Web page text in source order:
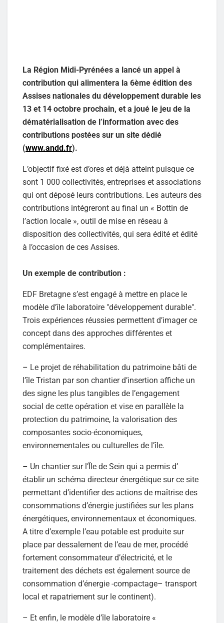
La Région Midi-Pyrénées a lancé un appel à
contribution qui alimentera la 6ème édition des
Assises nationales du développement durable les
13 et 14 octobre prochain, et a joué le jeu de la
dématérialisation de l’information avec des
contributions postées sur un site dédié
(www.andd.fr).
L’objectif fixé est d’ores et déjà atteint puisque ce
sont 1 000 collectivités, entreprises et associations
qui ont déposé leurs contributions. Les auteurs des
contributions intégreront au final un « Bottin de
l’action locale », outil de mise en réseau à
disposition des collectivités, qui sera édité et édité
à l’occasion de ces Assises.
Un exemple de contribution :
EDF Bretagne s’est engagé à mettre en place le
modèle d’île laboratoire "développement durable".
Trois expériences réussies permettent d’imager ce
concept dans des approches différentes et
complémentaires.
– Le projet de réhabilitation du patrimoine bâti de
l’île Tristan par son chantier d’insertion affiche un
des signe les plus tangibles de l’engagement
social de cette opération et vise en parallèle la
protection du patrimoine, la valorisation des
composantes socio-économiques,
environnementales ou culturelles de l’île.
– Un chantier sur l’Île de Sein qui a permis d’
établir un schéma directeur énergétique sur ce site
permettant d’identifier des actions de maîtrise des
consommations d’énergie justifiées sur les plans
énergétiques, environnementaux et économiques.
A titre d’exemple l’eau potable est produite sur
place par dessalement de l’eau de mer, procédé
fortement consommateur d’électricité, et le
traitement des déchets est également source de
consommation d’énergie -compactage– transport
local et rapatriement sur le continent).
– Et enfin, le modèle d’île laboratoire «